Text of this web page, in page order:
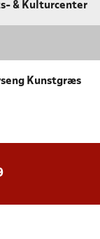
& Kulturcenter
Kunstgræs